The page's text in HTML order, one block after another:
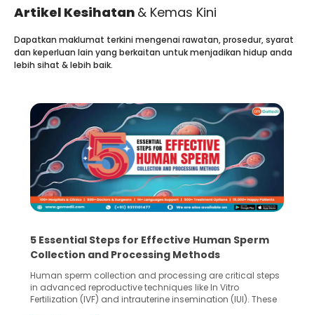
Artikel Kesihatan & Kemas Kini
Dapatkan maklumat terkini mengenai rawatan, prosedur, syarat
dan keperluan lain yang berkaitan untuk menjadikan hidup anda
lebih sihat & lebih baik.
5 Essential Steps for Effective Human Sperm
Collection and Processing Methods
Human sperm collection and processing are critical steps
in advanced reproductive techniques like In Vitro
Fertilization (IVF) and intrauterine insemination (IUI). These